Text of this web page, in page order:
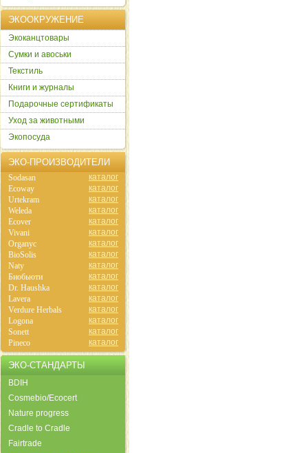
ЭКООКРУЖЕНИЕ
Экоканцтовары
Сумки и авоськи
Текстиль
Книги и журналы
Подарочные сертификаты
Уход за животными
Экопосуда
ЭКО-ПРОИЗВОДИТЕЛИ
Sodasan
каталог
Ecoway
каталог
Urtekram
каталог
Weleda
каталог
Ecover
каталог
Vivani
каталог
Organyc
каталог
BioSolis
каталог
Naty
каталог
Биобьюти
каталог
Dr. Haushka
каталог
Lavera
каталог
Verdure Herbals
каталог
Logona
каталог
Sonett
каталог
Pineco
каталог
ЭКО-СТАНДАРТЫ
BDIH
Cosmebio/Ecocert
Nature progress
Cradle to Cradle
Fairtrade